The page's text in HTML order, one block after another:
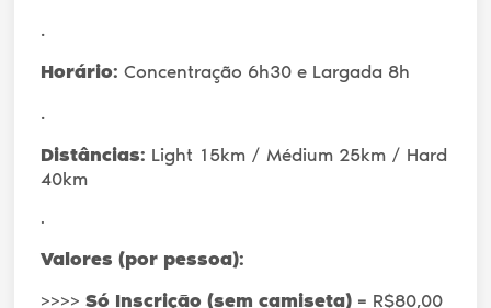
.
Horário: Concentração 6h30 e Largada 8h
.
Distâncias: Light 15km / Médium 25km / Hard
40km
.
Valores (por pessoa):
>>>>Só Inscrição (sem camiseta) = R$80,00